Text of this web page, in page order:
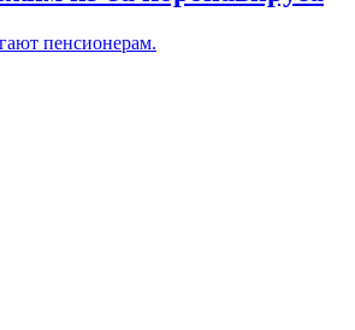
пенсионерам.